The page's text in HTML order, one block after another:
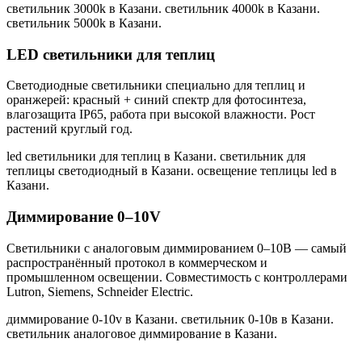
светильник 3000k в Казани. светильник 4000k в Казани.
светильник 5000k в Казани.
LED светильники для теплиц
Светодиодные светильники специально для теплиц и
оранжерей: красный + синий спектр для фотосинтеза,
влагозащита IP65, работа при высокой влажности. Рост
растений круглый год.
led светильники для теплиц в Казани. светильник для
теплицы светодиодный в Казани. освещение теплицы led в
Казани.
Диммирование 0–10V
Светильники с аналоговым диммированием 0–10В — самый
распространённый протокол в коммерческом и
промышленном освещении. Совместимость с контроллерами
Lutron, Siemens, Schneider Electric.
диммирование 0-10v в Казани. светильник 0-10в в Казани.
светильник аналоговое диммирование в Казани.